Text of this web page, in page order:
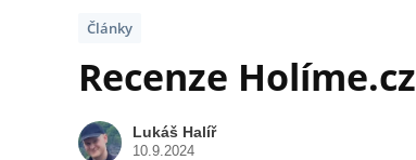
Články
Recenze Holíme.cz
Lukáš Halíř
10.9.2024